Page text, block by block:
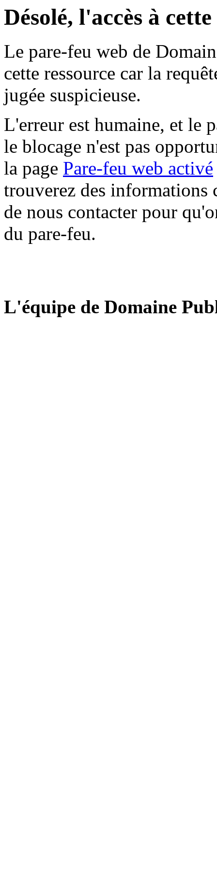
Désolé, l'accès à
Le pare-feu web de
cette ressource car la
jugée suspicieuse.
L'erreur est humaine, et le
le blocage n'est pas
la page Pare-feu web activé
trouverez des informations
de nous contacter pour
du pare-feu.
L'équipe de Domaine